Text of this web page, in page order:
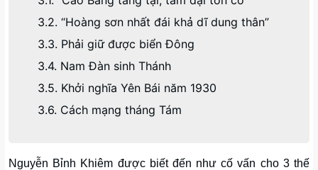
3.2. “Hoàng sơn nhất đái khả dĩ dung thân”
3.3. Phải giữ được biển Đông
3.4. Nam Đàn sinh Thánh
3.5. Khởi nghĩa Yên Bái năm 1930
3.6. Cách mạng tháng Tám
Nguyễn Bỉnh Khiêm được biết đến như cố vấn cho 3 thế